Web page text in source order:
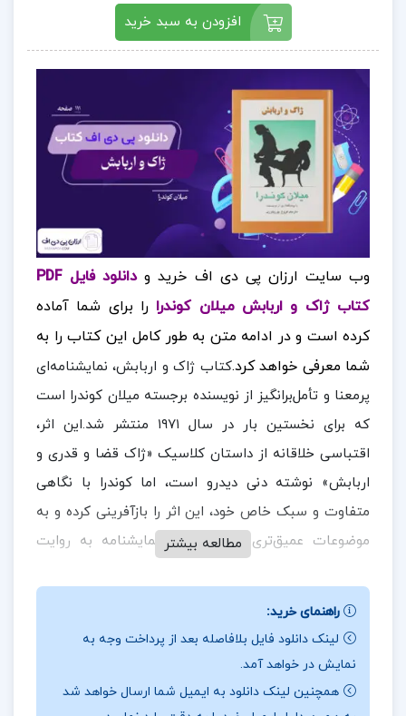
افزودن به سبد خرید
وب سایت ارزان پی دی اف خرید و
دانلود فایل PDF
کتاب ژاک و اربابش میلان کوندرا را برای شما آماده
کرده است و در ادامه متن به طور کامل این کتاب را به
شما معرفی خواهد کرد.کتاب ژاک و اربابش، نمایشنامه‌ای
پرمعنا و تأمل‌برانگیز از نویسنده برجسته میلان کوندرا است
که برای نخستین بار در سال ۱۹۷۱ منتشر شد.این اثر،
اقتباسی خلاقانه از داستان کلاسیک «ژاک قضا و قدری و
اربابش» نوشته دنی دیدرو است، اما کوندرا با نگاهی
متفاوت و سبک خاص خود، این اثر را بازآفرینی کرده و به
موضوعات عمیق‌تری پرداخته است.نمایشنامه به روایت
دارد.آن‌ها در طول داستان به سفری مرموز می‌روند، اما
نکته جالب توجه این است که دلیل و مقصد این سفر تا
پایان اثر برای خواننده روشن نمی‌شود.
همراهارزان پی دی افباشید.
مطالعه بیشتر
راهنمای خرید:
لینک دانلود فایل بلافاصله بعد از پرداخت وجه به
نمایش در خواهد آمد.
همچنین لینک دانلود به ایمیل شما ارسال خواهد شد